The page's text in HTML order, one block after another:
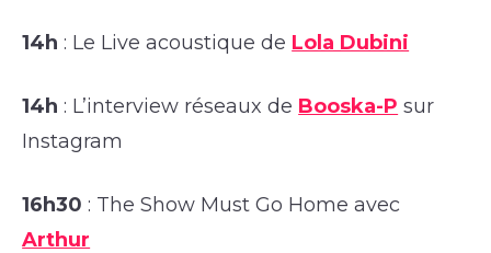
14h : Le Live acoustique de Lola Dubini
14h : L’interview réseaux de Booska-P sur
Instagram
16h30 : The Show Must Go Home avec
Arthur